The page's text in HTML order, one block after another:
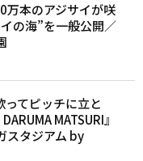
万本のアジサイが咲
の海”を一般公開／
ってピッチに立と
MATSURI』
スタジアム by